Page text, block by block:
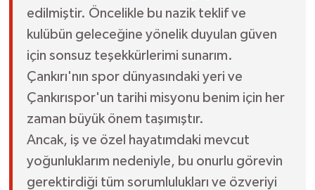
edilmiştir. Öncelikle bu nazik teklif ve
kulübün geleceğine yönelik duyulan güven
için sonsuz teşekkürlerimi sunarım.
Çankırı'nın spor dünyasındaki yeri ve
Çankırıspor'un tarihi misyonu benim için her
zaman büyük önem taşımıştır.
Ancak, iş ve özel hayatımdaki mevcut
yoğunluklarım nedeniyle, bu onurlu görevin
gerektirdiği tüm sorumlulukları ve özveriyi